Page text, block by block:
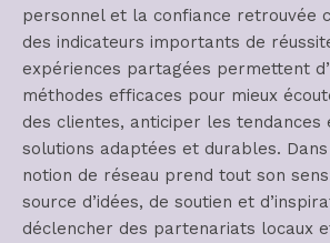
personnel et la confiance retrouvée
des indicateurs importants de
expériences partagées permettent
méthodes efficaces pour mieux
des clientes, anticiper les
solutions adaptées et durables.
notion de réseau prend tout son
source d’idées, de soutien et
déclencher des partenariats locaux